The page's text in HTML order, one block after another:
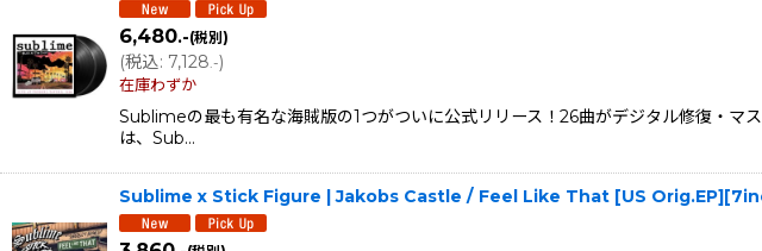
6,480.-(税別)
(税込: 7,128.-)
在庫わずか
Sublimeの最も有名な海賊版の1つがついに公式リリース！26曲がデジタル修復・
は、Sub…
Sublime x Stick Figure | Jakobs Castle / Feel Like That [US